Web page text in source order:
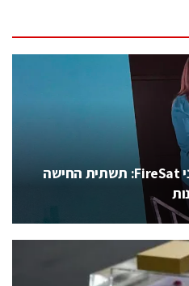
מטלפונים חכמים ועד לווייני FireSat: תשתית החישה